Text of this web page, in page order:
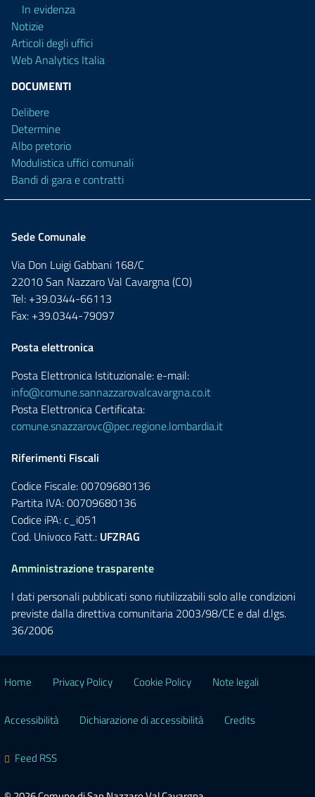
In evidenza
Notizie
Articoli degli uffici
Web Analytics Italia
DOCUMENTI
Delibere
Determine
Albo pretorio
Modulistica uffici comunali
Bandi di gara e contratti
Sede Comunale
Via Don Luigi Gabbani 168/C
22010 San Nazzaro Val Cavargna (CO)
Tel: +39.0344-66113
Fax: +39.0344-79097
Posta elettronica
Posta Elettronica Istituzionale: e-mail:
info@comune.sannazzarovalcavargna.co.it
Posta Elettronica Certificata:
comune.snazzarovc@pec.regione.lombardia.it
Riferimenti Fiscali
Codice Fiscale: 00709680136
Partita IVA: 00709680136
Codice iPA: c_i051
Cod. Univoco Fatt.: UFZRAG
Amministrazione trasparente
I dati personali pubblicati sono riutilizzabili solo alle condizioni
previste dalla direttiva comunitaria 2003/98/CE e dal d.lgs.
36/2006
Home Privacy Policy Cookie Policy Note legali
Accessibilità Dichiarazione di accessibilità Credits
Feed RSS